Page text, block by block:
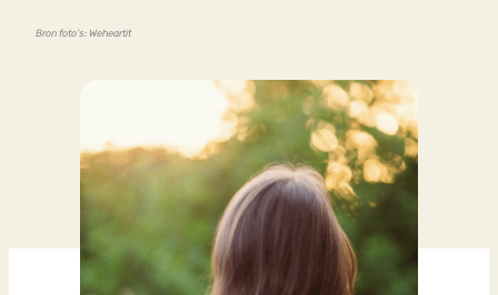
Bron foto’s: Weheartit